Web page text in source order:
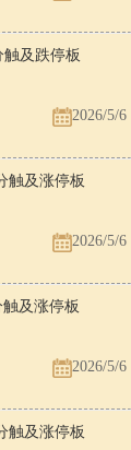
触及跌停板
2026/5/6
触及涨停板
2026/5/6
触及涨停板
2026/5/6
触及涨停板